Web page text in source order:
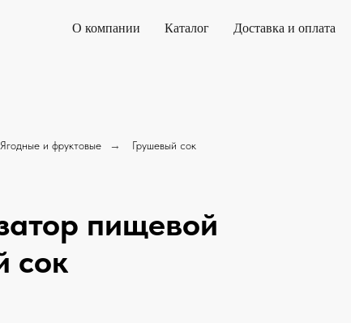
О компании Каталог Доставка и оплата
Ягодные и фруктовые → Грушевый сок
пищевой
сок